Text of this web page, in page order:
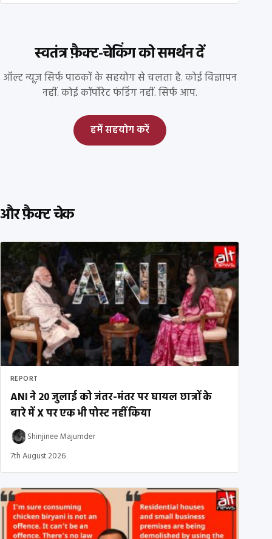
स्वतंत्र फ़ैक्ट-चेकिंग को समर्थन दें
ऑल्ट न्यूज़ सिर्फ पाठकों के सहयोग से चलता है. कोई विज्ञापन
नहीं. कोई कॉर्पोरेट फंडिंग नहीं. सिर्फ आप.
हमें सहयोग करें
और फ़ैक्ट चेक
REPORT
ANI ने 20 जुलाई को जंतर-मंतर पर घायल छात्रों के
बारे में X पर एक भी पोस्ट नहीं किया
Shinjinee Majumder
7th August 2026